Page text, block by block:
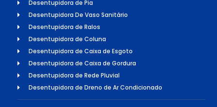
Desentupidora de Pia
Desentupidora De Vaso Sanitário
Desentupidora de Ralos
Desentupidora de Coluna
Desentupidora de Caixa de Esgoto
Desentupidora de Caixa de Gordura
Desentupidora de Rede Pluvial
Desentupidora de Dreno de Ar Condicionado